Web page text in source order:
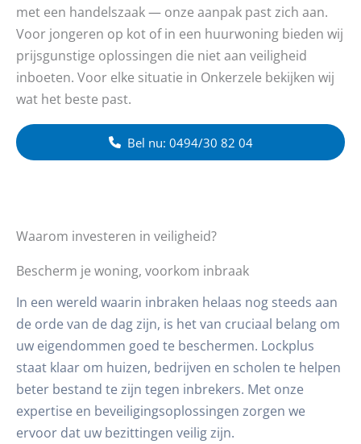
met een handelszaak — onze aanpak past zich aan.
Voor jongeren op kot of in een huurwoning bieden wij
prijsgunstige oplossingen die niet aan veiligheid
inboeten. Voor elke situatie in Onkerzele bekijken wij
wat het beste past.
Bel nu: 0494/30 82 04
Waarom investeren in veiligheid?
Bescherm je woning, voorkom inbraak
In een wereld waarin inbraken helaas nog steeds aan
de orde van de dag zijn, is het van cruciaal belang om
uw eigendommen goed te beschermen. Lockplus
staat klaar om huizen, bedrijven en scholen te helpen
beter bestand te zijn tegen inbrekers. Met onze
expertise en beveiligingsoplossingen zorgen we
ervoor dat uw bezittingen veilig zijn.